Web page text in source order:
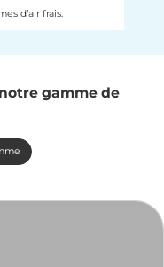
d’air frais.
gamme de